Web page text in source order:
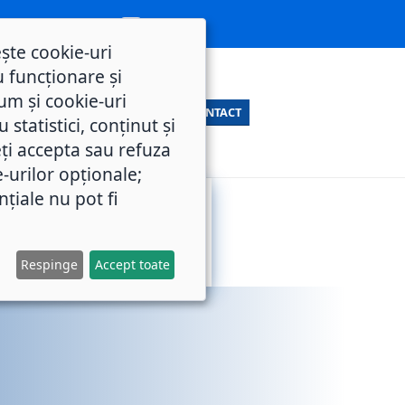
CONTACT
cookie-uri
funcționare și
și cookie-uri
statistici, conținut și
accepta sau refuza
urilor opționale;
nu pot fi
Respinge Accept toate